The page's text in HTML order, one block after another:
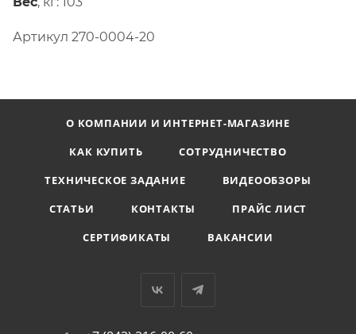
Артикул 270-0004-20
О КОМПАНИИ И ИНТЕРНЕТ-МАГАЗИНЕ
КАК КУПИТЬ
СОТРУДНИЧЕСТВО
ТЕХНИЧЕСКОЕ ЗАДАНИЕ
ВИДЕООБЗОРЫ
СТАТЬИ
КОНТАКТЫ
ПРАЙС ЛИСТ
СЕРТИФИКАТЫ
ВАКАНСИИ